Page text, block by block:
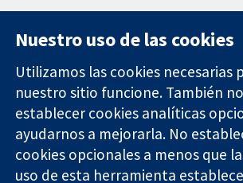
Evidencia fiable.
Decisiones
informadas.
11-13 Cavendish
Square
Londres
W1G 0AN
Reino Unido
Nuestro uso de las cookies
Utilizamos las cookies necesarias
nuestro sitio funcione. También
establecer cookies analíticas
ayudarnos a mejorarla. No
cookies opcionales a menos que
uso de esta herramienta